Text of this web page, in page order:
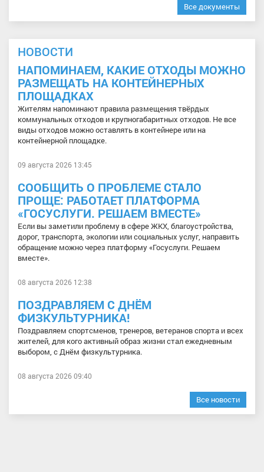
Все документы
НОВОСТИ
НАПОМИНАЕМ, КАКИЕ ОТХОДЫ МОЖНО
РАЗМЕЩАТЬ НА КОНТЕЙНЕРНЫХ
ПЛОЩАДКАХ
Жителям напоминают правила размещения твёрдых
коммунальных отходов и крупногабаритных отходов. Не все
виды отходов можно оставлять в контейнере или на
контейнерной площадке.
09 августа 2026 13:45
СООБЩИТЬ О ПРОБЛЕМЕ СТАЛО
ПРОЩЕ: РАБОТАЕТ ПЛАТФОРМА
«ГОСУСЛУГИ. РЕШАЕМ ВМЕСТЕ»
Если вы заметили проблему в сфере ЖКХ, благоустройства,
дорог, транспорта, экологии или социальных услуг, направить
обращение можно через платформу «Госуслуги. Решаем
вместе».
08 августа 2026 12:38
ПОЗДРАВЛЯЕМ С ДНЁМ
ФИЗКУЛЬТУРНИКА!
Поздравляем спортсменов, тренеров, ветеранов спорта и всех
жителей, для кого активный образ жизни стал ежедневным
выбором, с Днём физкультурника.
08 августа 2026 09:40
Все новости